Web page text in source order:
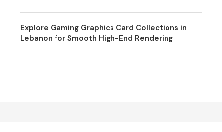
Explore Gaming Graphics Card Collections in
Lebanon for Smooth High-End Rendering